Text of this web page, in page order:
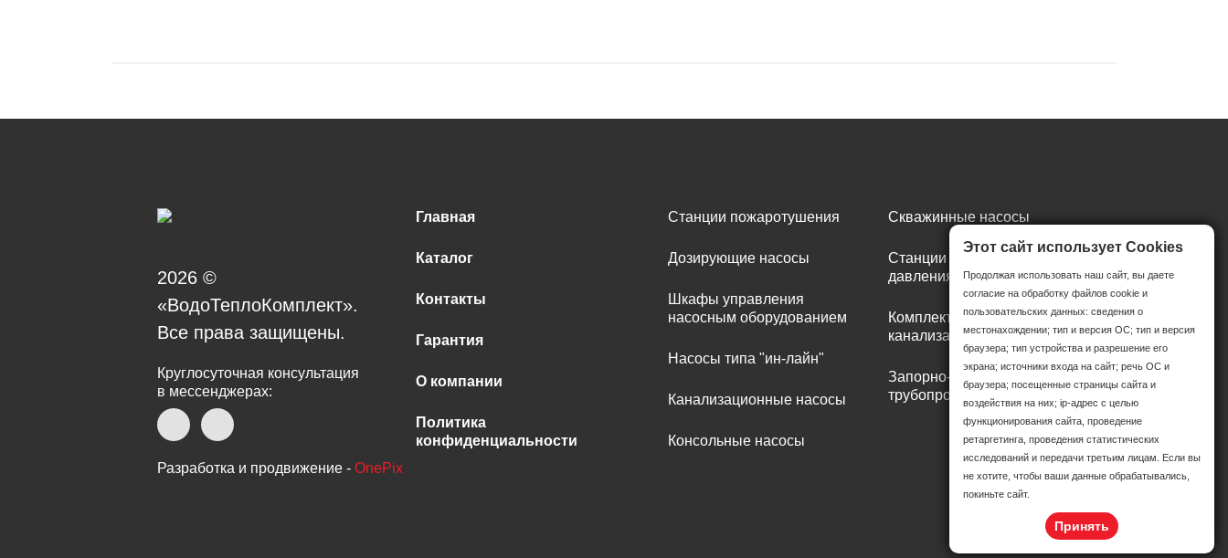
2026 ©
«ВодоТеплоКомплект».
Все права защищены.
Круглосуточная консультация
в мессенджерах:
Разработка и продвижение - OnePix
Главная
Каталог
Контакты
Гарантия
О компании
Политика
конфиденциальности
Станции пожаротушения
Дозирующие насосы
Шкафы управления
насосным оборудованием
Насосы типа "ин-лайн"
Канализационные насосы
Консольные насосы
Скважинные насосы
Станции повышения
давления
Комплектные
канализационные станции
Запорно-регулирующая
трубопроводная арматура
Этот сайт использует Cookies
Продолжая использовать наш сайт, вы даете
согласие на обработку файлов cookie и
пользовательских данных: сведения о
местонахождении; тип и версия ОС; тип и версия
браузера; тип устройства и разрешение его
экрана; источники входа на сайт; речь ОС и
браузера; посещенные страницы сайта и
воздействия на них; ip-адрес с целью
функционирования сайта, проведение
ретаргетинга, проведения статистических
исследований и передачи третьим лицам. Если вы
не хотите, чтобы ваши данные обрабатывались,
покиньте сайт.
Принять